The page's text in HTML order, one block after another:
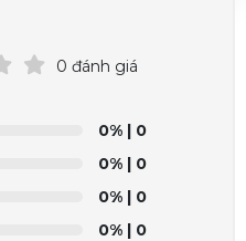
0 đánh giá
0% | 0
0% | 0
0% | 0
0% | 0